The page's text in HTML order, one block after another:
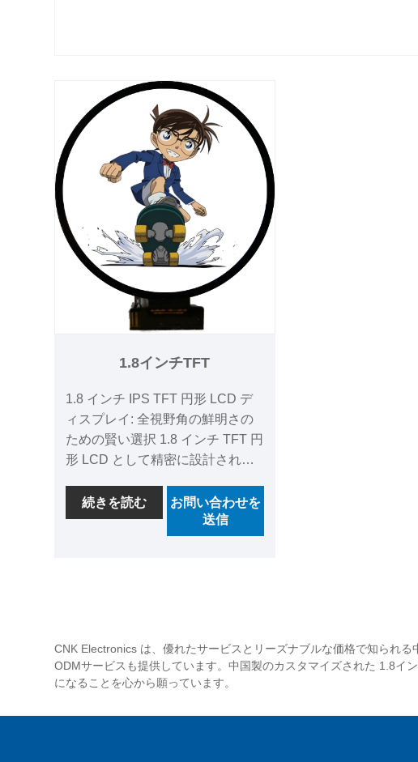
1.8インチTFT
1.8 インチ IPS TFT 円形 LCD デ
ィスプレイ: 全視野角の鮮明さの
ための賢い選択 1.8 インチ TFT 円
形 LCD として精密に設計された
クノロジーを利用して、360 ×
360 の解像度で豊かで鮮やかな画
像を表示します。透過型設計によ
応答時間と制御可能な消費電力を
実現します。 この製品は厳しい温
度試験（動作時：-20～70℃、保
続きを読む
お問い合わせを
送信
CNK Electronics は、優れたサービスとリーズナブルな価格で知られ
ODMサービスも提供しています。中国製のカスタマイズされた 1.8イ
になることを心から願っています。